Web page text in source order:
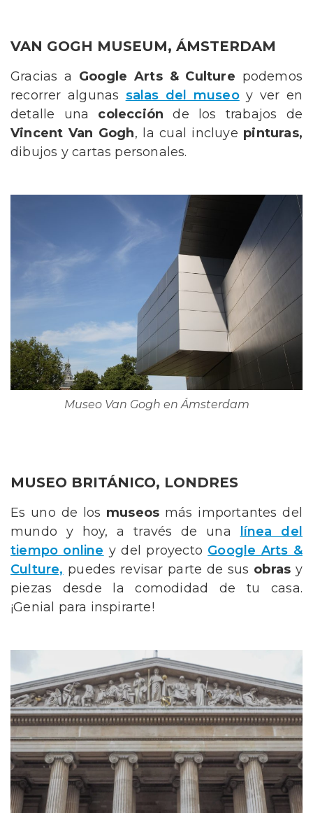
VAN GOGH MUSEUM, ÁMSTERDAM
Gracias a Google Arts & Culture podemos
recorrer algunas salas del museoy ver en
detalle una colección de los trabajos de
Vincent Van Gogh, la cual incluye pinturas,
dibujos y cartas personales.
Museo Van Gogh en Ámsterdam
MUSEO BRITÁNICO, LONDRES
Es uno de los museos más importantes del
mundo y hoy, a través de una
línea del
tiempo online y del proyecto Google Arts &
Culture, puedes revisar parte de sus obras y
piezas desde la comodidad de tu casa.
¡Genial para inspirarte!